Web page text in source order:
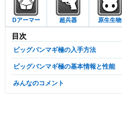
Dアーマー 超兵器 原生生物
目次
ビッグバンマギ極の入手方法
ビッグバンマギ極の基本情報と性能
みんなのコメント